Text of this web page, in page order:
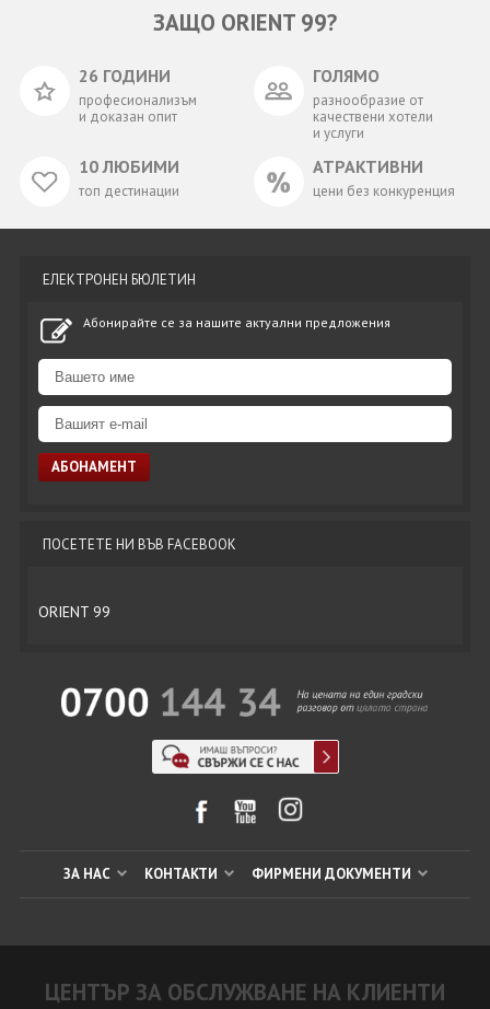
ЗАЩО ORIENT 99?
26 ГОДИНИ
професионализъм
и доказан опит
ГОЛЯМО
разнообразие от
качествени хотели
и услуги
10 ЛЮБИМИ
топ дестинации
АТРАКТИВНИ
цени без конкуренция
ЕЛЕКТРОНЕН БЮЛЕТИН
Абонирайте се за нашите актуални предложения
ПОСЕТЕТЕ НИ ВЪВ FACEBOOK
ORIENT 99
ЗА НАС КОНТАКТИ ФИРМЕНИ ДОКУМЕНТИ
ЦЕНТЪР ЗА ОБСЛУЖВАНЕ НА КЛИЕНТИ